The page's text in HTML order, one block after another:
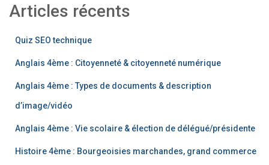
Articles récents
Quiz SEO technique
Anglais 4ème : Citoyenneté & citoyenneté numérique
Anglais 4ème : Types de documents & description
d’image/vidéo
Anglais 4ème : Vie scolaire & élection de délégué/présidente
Histoire 4ème : Bourgeoisies marchandes, grand commerce